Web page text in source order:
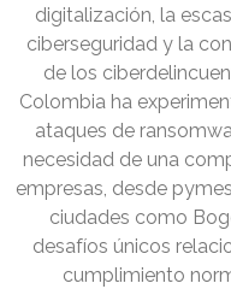
digitalización, la
ciberseguridad y la
de los
Colombia ha
ataques de
necesidad de una
empresas, desde
ciudades como
desafíos únicos
cumplimiento